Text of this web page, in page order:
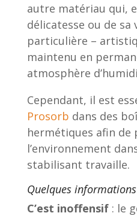
autre matériau qui,
délicatesse ou de
particulière –
maintenu en
atmosphère
Cependant, il est
Prosorb dans des
hermétiques afin
l’environnement
stabilisant travaille.
Quelques
C’est inoffensif : le